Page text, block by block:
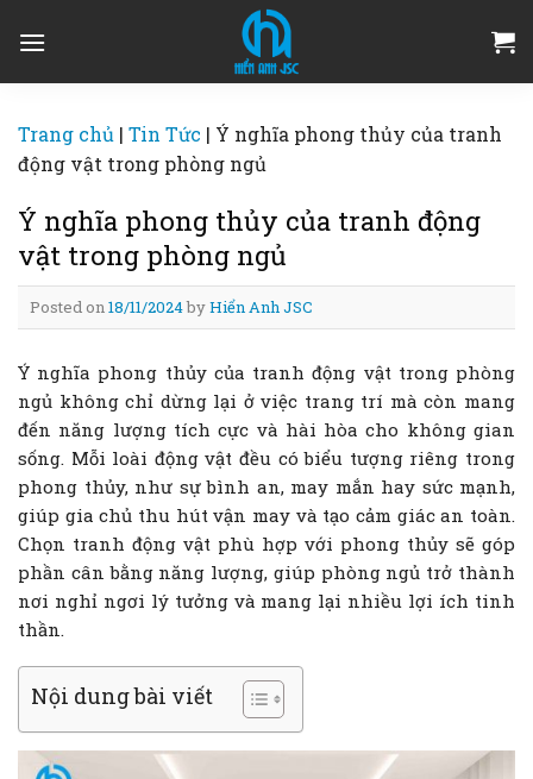
Trang chủ | Tin Tức | Ý nghĩa phong thủy của tranh
động vật trong phòng ngủ
Ý nghĩa phong thủy của tranh động
vật trong phòng ngủ
Posted on18/11/2024byHiển Anh JSC
Ý nghĩa phong thủy của tranh động vật trong phòng
ngủ không chỉ dừng lại ở việc trang trí mà còn mang
đến năng lượng tích cực và hài hòa cho không gian
sống. Mỗi loài động vật đều có biểu tượng riêng trong
phong thủy, như sự bình an, may mắn hay sức mạnh,
giúp gia chủ thu hút vận may và tạo cảm giác an toàn.
Chọn tranh động vật phù hợp với phong thủy sẽ góp
phần cân bằng năng lượng, giúp phòng ngủ trở thành
nơi nghỉ ngơi lý tưởng và mang lại nhiều lợi ích tinh
thần.
Nội dung bài viết